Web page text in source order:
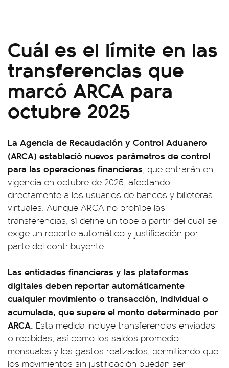
Cuál es el límite en las
transferencias que
marcó ARCA para
octubre 2025
La Agencia de Recaudación y Control Aduanero
(ARCA) estableció nuevos parámetros de control
para las operaciones financieras, que entrarán en
vigencia en octubre de 2025, afectando
directamente a los usuarios de bancos y billeteras
virtuales. Aunque ARCA no prohíbe las
transferencias, sí define un tope a partir del cual se
exige un reporte automático y justificación por
parte del contribuyente.
Las entidades financieras y las plataformas
digitales deben reportar automáticamente
cualquier movimiento o transacción, individual o
acumulada, que supere el monto determinado por
ARCA. Esta medida incluye transferencias enviadas
o recibidas, así como los saldos promedio
mensuales y los gastos realizados, permitiendo que
los movimientos sin justificación puedan ser